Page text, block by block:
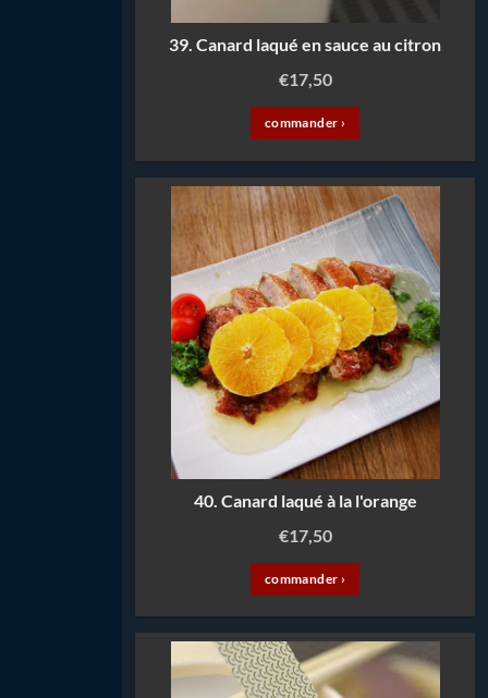
39. Canard laqué en sauce au citron
€17,50
commander ›
40. Canard laqué à la l'orange
€17,50
commander ›